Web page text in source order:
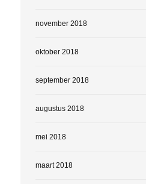
november 2018
oktober 2018
september 2018
augustus 2018
mei 2018
maart 2018